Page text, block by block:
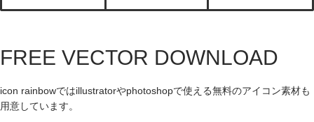
FREE VECTOR DOWNLOAD
icon rainbowではillustratorやphotoshopで使える無料のアイコン素材も
用意しています。